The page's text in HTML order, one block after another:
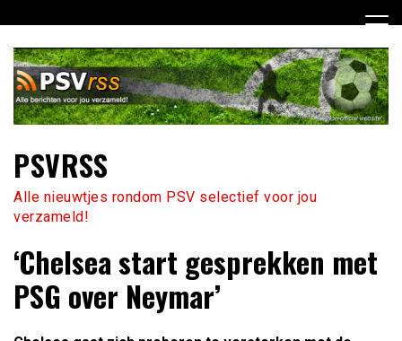
naar
inhoud
PSVRSS
Alle nieuwtjes rondom PSV selectief voor jou
verzameld!
‘Chelsea start gesprekken met
PSG over Neymar’